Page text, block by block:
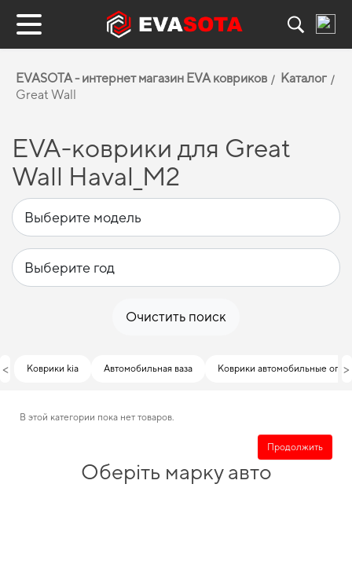
EVASOTA - интернет магазин EVA ковриков
Каталог
Great Wall
EVA-коврики для Great
Wall Haval_M2
Очистить поиск
< Коврики kia Автомобильная ваза Коврики автомобильные >
В этой категории пока нет товаров.
Продолжить